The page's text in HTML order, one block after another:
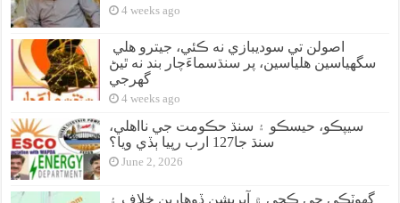
4 weeks ago
سگهياسين هلياسين، پر سنڌسماءَچار بند نه ٿيڻ
گهرجي
4 weeks ago
سيپڪو، حيسڪو ۽ سنڌ حڪومت جي نااهلي،
سنڌ جا127 ارب رپيا ٻڏي ويا؟
June 2, 2026
گهوٽڪي جي ڪچي ۾ آپريشن ڏوهارين خلاف ۽